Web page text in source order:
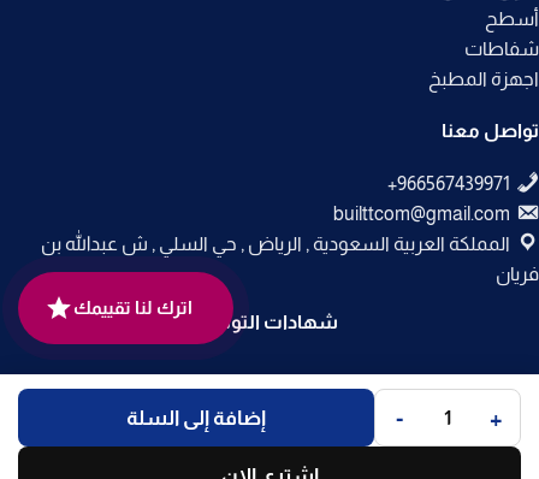
أسطح
شفاطات
اجهزة المطبخ
تواصل معنا
builttcom@gmail.com
المملكة العربية السعودية , الرياض , حي السلي , ش عبدالله بن
فريان
شهادات التوثيق
جميع الحقوق محفوظة لـمتجر بلت إن© 2025.
تم التطوير بواسطةCode Times
. +
- إضافة إلى السلة
اترك لنا تقييمك